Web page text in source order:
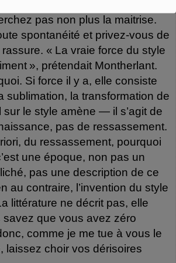
que du bien. Ne vous laissez
pas non plus la maitrise.
spontanéité et privez-vous de
« La vraie force du style
», prétendait Montherlant.
Si force il y a, elle consiste
sublimation, la transformation de
sur le style amène — il s’agit de
pas de ressassement.
du ressassement, pourquoi
une époque, non pas un
pas une description de ce
au contraire, l’invention du style
littérature ne décrit pas, elle
savez que vous avez zéro
comme je me tue à vous le
laissez choir vos dérisoires